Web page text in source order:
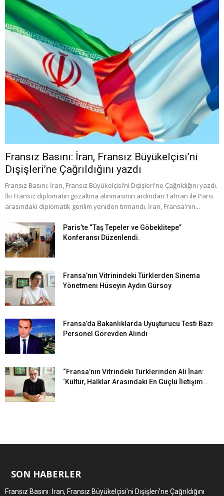
Fransız Basını: İran, Fransız Büyükelçisi’ni
Dışişleri’ne Çağrıldığını yazdı
Fransız Basını: İran, Fransız Büyükelçisi’ni Dışişleri'ne Çağrıldığını yazdı.
İki Fransız diplomatın gözaltına alınmasının ardından Tahran ile Paris
arasındaki diplomatik gerilim yeniden tırmandı. İran, Fransa'nın...
Paris’te “Taş Tepeler ve Göbeklitepe”
Konferansı Düzenlendi.
Fransa’nın Vitrinindeki Türklerden Sinema
Yönetmeni Hüseyin Aydın Gürsoy
Fransa’da Bakanlıklarda Uyuşturucu Testi Bazı
Personel Görevden Alındı
“Fransa’nın Vitrindeki Türklerinden Ali İnan:
‘Kültür, Halklar Arasındaki En Güçlü İletişim...
SON HABERLER
Fransız Basını: İran, Fransız Büyükelçisi’ni Dışişleri’ne Çağrıldığını